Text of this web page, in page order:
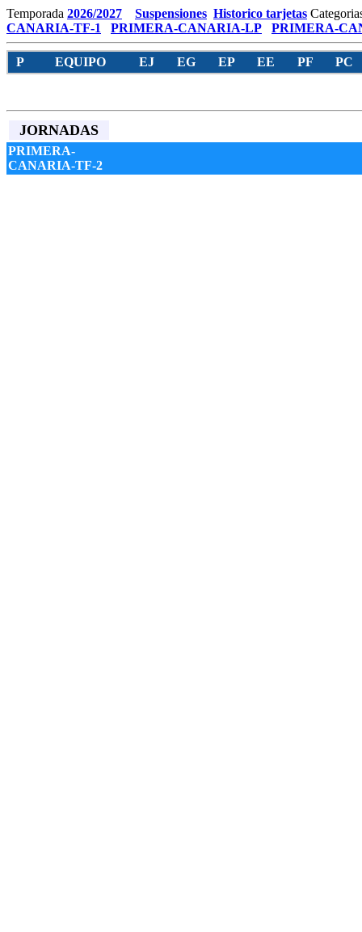
Temporada 2026/2027 Suspensiones Historico tarjetas
CANARIA-TF-1
PRIMERA-CANARIA-LP PRIMERA-
P EQUIPO EJ EG EP EE PF PC
JORNADAS
PRIMERA-
CANARIA-TF-2